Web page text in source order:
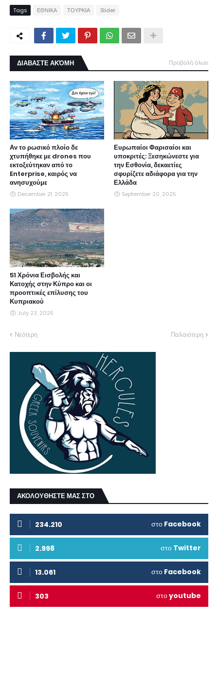
Tags ΕΘΝΙΚΑ ΤΟΥΡΚΙΑ Slider
ΔΙΑΒΑΣΤΕ ΑΚΌΜΗ Προβολή όλων
Αν το ρωσικό πλοίο δε
χτυπήθηκε με drones που
εκτοξεύτηκαν από το
Enterprise, καιρός να
ανησυχούμε
December 21, 2025
Ευρωπαίοι Φαρισαίοι και
υποκριτές: Ξεσηκώνεστε για
την Εσθονία, δεκαετίες
σφυρίζετε αδιάφορα για την
Ελλάδα
September 20, 2025
51 Χρόνια Εισβολής και
Κατοχής στην Κύπρο και οι
προοπτικές επίλυσης του
Κυπριακού
July 23, 2025
Νεότερη Παλαιότερη
ΑΚΟΛΟΥΘΗΣΤΕ ΜΑΣ ΣΤΟ
234.210 στο Facebook
2.998 στο Twitter
13.061 στο Facebook
303 στοyoutube